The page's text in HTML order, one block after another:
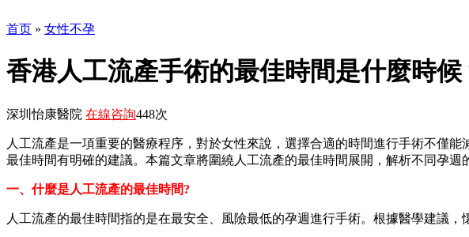
首页 » 女性不孕
香港人工流產手術的最佳時間是什麼時
深圳怡康醫院 在線咨詢448次
人工流產是一項重要的醫療程序，對於女性來說，選擇合適的時間進行手術不僅
最佳時間有明確的建議。本篇文章將圍繞人工流產的最佳時間展開，解析不同孕週
一、什麼是人工流產的最佳時間?
人工流產的最佳時間指的是在最安全、風險最低的孕週進行手術。根據醫學建議，